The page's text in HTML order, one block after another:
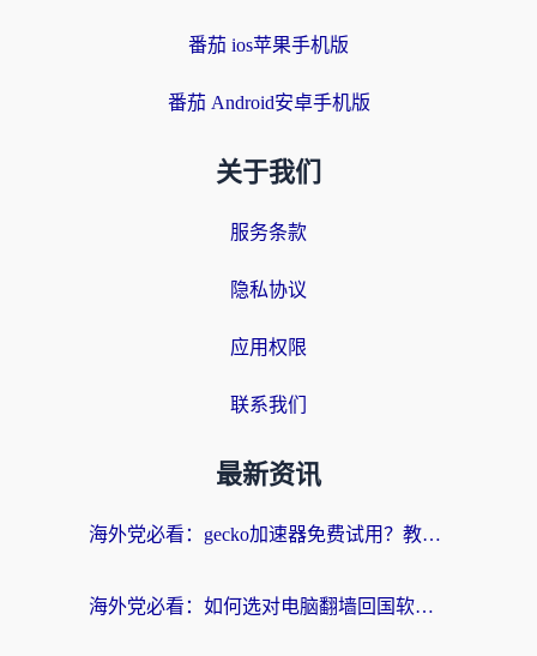
番茄 ios苹果手机版
番茄 Android安卓手机版
关于我们
服务条款
隐私协议
应用权限
联系我们
最新资讯
海外党必看：gecko加速器免费试用？教你选对回国加速器，无缝刷国内剧玩游戏
海外党必看：如何选对电脑翻墙回国软件，轻松解锁国内资源？